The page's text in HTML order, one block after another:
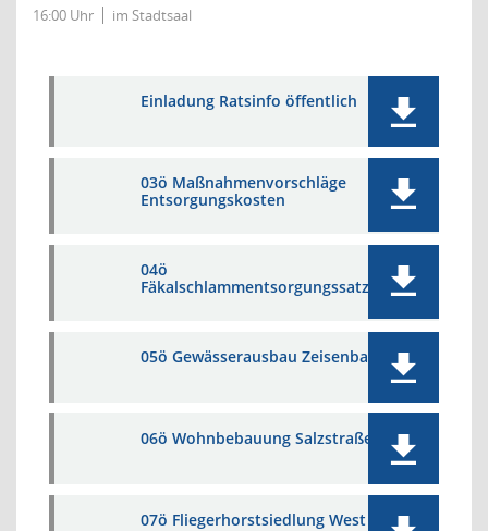
16:00 Uhr im Stadtsaal
Einladung Ratsinfo öffentlich
03ö Maßnahmenvorschläge
Entsorgungskosten
04ö
Fäkalschlammentsorgungssatzung
05ö Gewässerausbau Zeisenbach
06ö Wohnbebauung Salzstraße
07ö Fliegerhorstsiedlung West